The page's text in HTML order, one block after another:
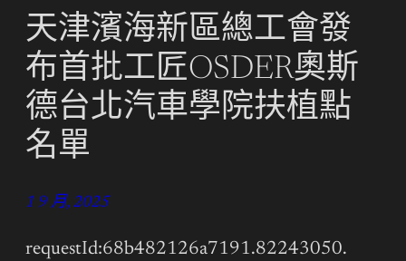
天津濱海新區總工會發
布首批工匠OSDER奧斯
德台北汽車學院扶植點
名單
1 9 月, 2025
requestId:68b482126a7191.82243050.